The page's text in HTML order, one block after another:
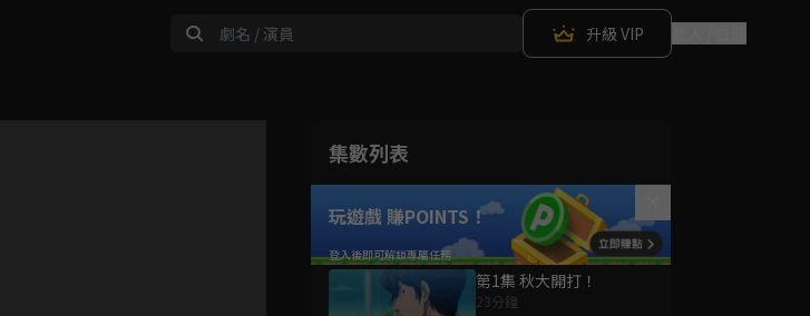
升級 VIP
集數列表
玩遊戲 賺POINTS！
第1集 秋大開打！
23分鐘